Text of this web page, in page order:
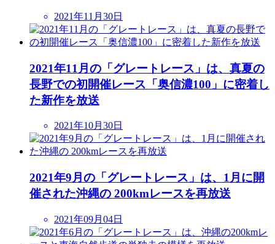
2021年11月30日
2021年11月の「グレートレース」は、真夏の
長野での初開催レース「奥信濃100」に密着し
た新作を放送
2021年10月30日
2021年9月の「グレートレース」は、1月に開
催された沖縄の 200kmレースを再放送
2021年09月04日